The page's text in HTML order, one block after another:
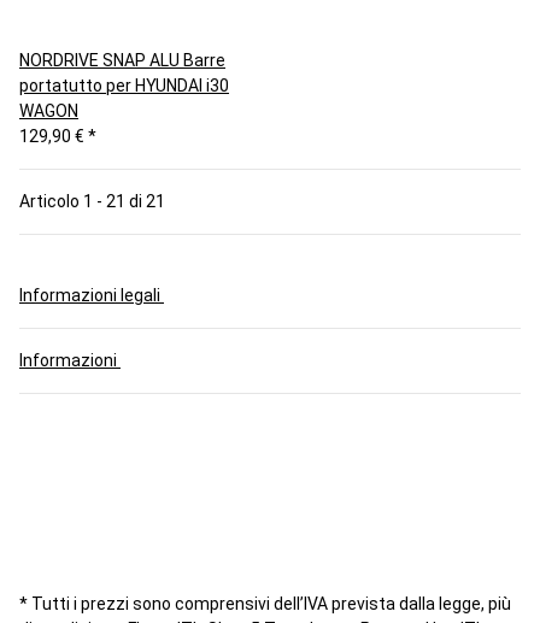
NORDRIVE SNAP ALU Barre
portatutto per HYUNDAI i30
WAGON
129,90 € *
Articolo 1 - 21 di 21
Informazioni legali
Informazioni
* Tutti i prezzi sono comprensivi dell’IVA prevista dalla legge, più